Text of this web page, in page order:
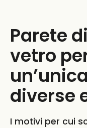
Parete
vetro
diverse
I motivi per cui